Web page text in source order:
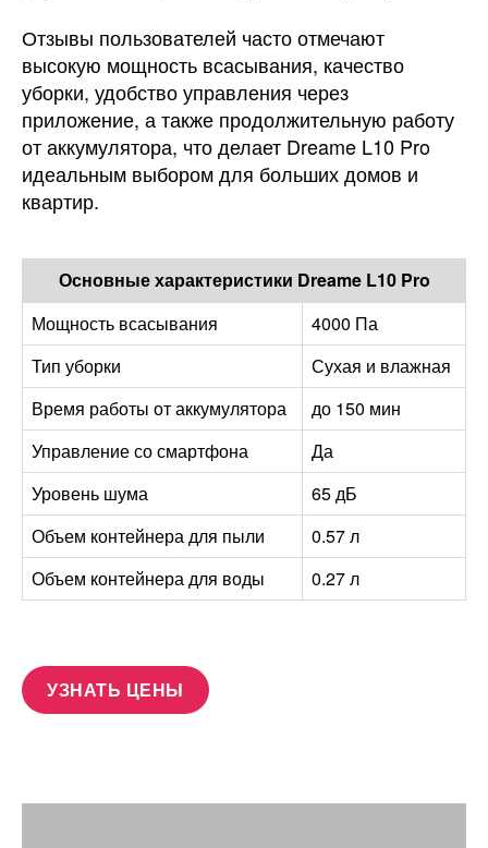
Отзывы пользователей часто отмечают
высокую мощность всасывания, качество
уборки, удобство управления через
приложение, а также продолжительную работу
от аккумулятора, что делает Dreame L10 Pro
идеальным выбором для больших домов и
квартир.
Основные характеристики Dreame L10 Pro
Мощность всасывания
4000 Па
Тип уборки
Сухая и влажная
Время работы от аккумулятора
до 150 мин
Управление со смартфона
Да
Уровень шума
65 дБ
Объем контейнера для пыли
0.57 л
Объем контейнера для воды
0.27 л
УЗНАТЬ ЦЕНЫ